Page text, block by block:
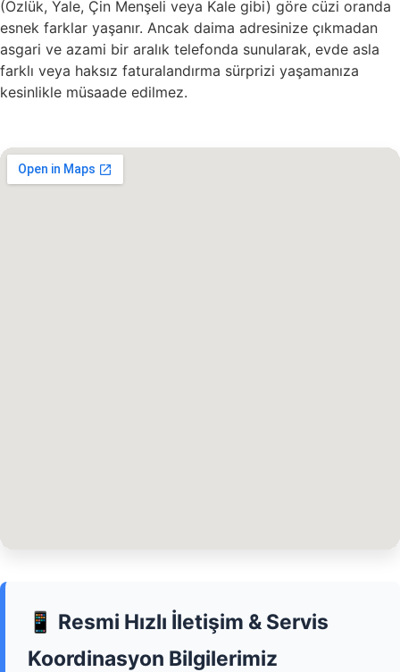
(Özlük, Yale, Çin Menşeli veya Kale gibi) göre cüzi oranda
esnek farklar yaşanır. Ancak daima adresinize çıkmadan
asgari ve azami bir aralık telefonda sunularak, evde asla
farklı veya haksız faturalandırma sürprizi yaşamanıza
kesinlikle müsaade edilmez.
📱 Resmi Hızlı İletişim & Servis
Koordinasyon Bilgilerimiz